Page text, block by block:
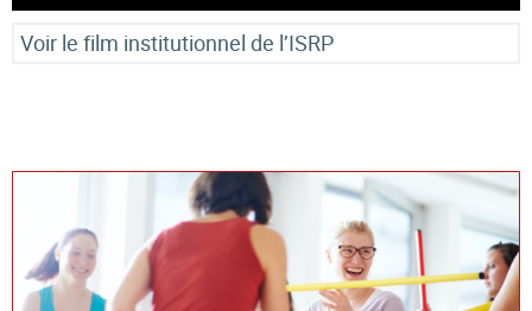
Voir le film institutionnel de l’ISRP